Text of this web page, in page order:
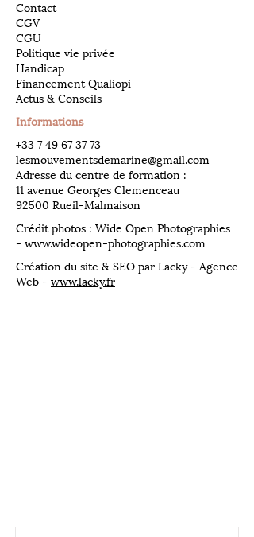
Contact
CGV
CGU
Politique vie privée
Handicap
Financement Qualiopi
Actus & Conseils
Informations
​+33 7 49 67 37 73
lesmouvementsdemarine@gmail.com
Adresse du centre de formation :
11 avenue Georges Clemenceau
92500 Rueil-Malmaison
Crédit photos : Wide Open Photographies
- www.wideopen-photographies.com
Création du site & SEO par Lacky - Agence
Web - www.lacky.fr